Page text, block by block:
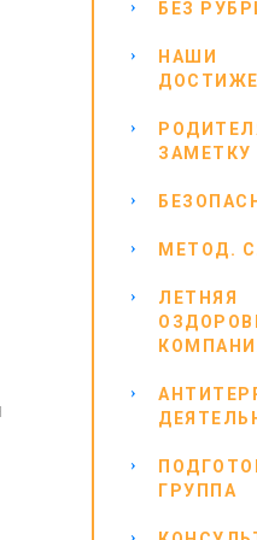
БЕЗ
НАШИ
ЗАМЕТКУ
МЕТОД.
ЛЕТНЯЯ
ГРУППА